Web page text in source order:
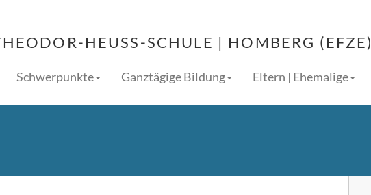
HEUSS-SCHULE | HOMBERG (EFZE)
Schwerpunkte Ganztägige Bildung Eltern | Ehemalige